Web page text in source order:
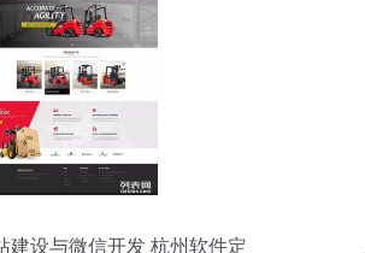
建设与微信开发 杭州软件定